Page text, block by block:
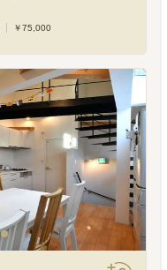
￥75,000